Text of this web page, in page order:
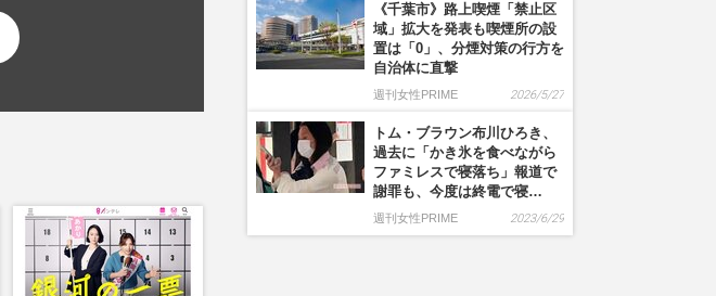
《千葉市》路上喫煙「禁止区
域」拡大を発表も喫煙所の設
置は「0」、分煙対策の行方を
自治体に直撃
週刊女性PRIME 2026/5/27
トム・ブラウン布川ひろき、
過去に「かき氷を食べながら
ファミレスで寝落ち」報道で
謝罪も、今度は終電で寝…
週刊女性PRIME 2023/6/29